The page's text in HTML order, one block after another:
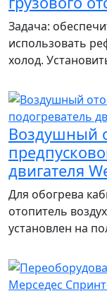
Задача:
использовать
холод.
Воздушный
двигателя
Для обогрева
отопитель
установлен на